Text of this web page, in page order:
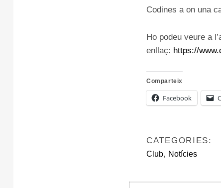
Codines a on una
Ho podeu veure a
enllaç: https://
Comparteix
Facebook
CATEGORIES:
Club, Notícies